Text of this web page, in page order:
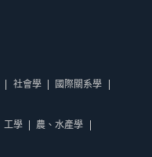
社會學 國際關系學
工學 農、水產學